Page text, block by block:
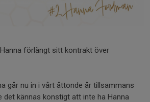
förlängt sitt kontrakt över
går nu in i vårt åttonde år tillsammans
det kännas konstigt att inte ha Hanna